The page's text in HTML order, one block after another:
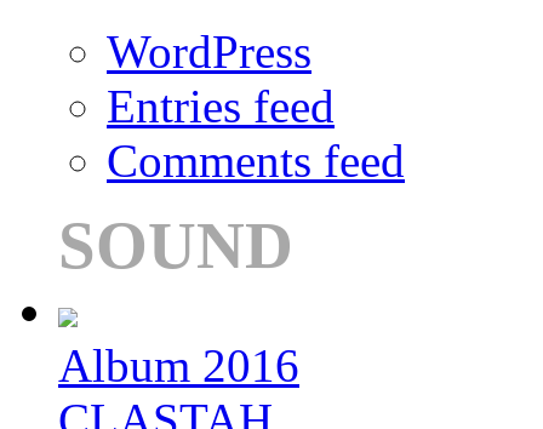
WordPress
Entries feed
Comments feed
SOUND
Album 2016